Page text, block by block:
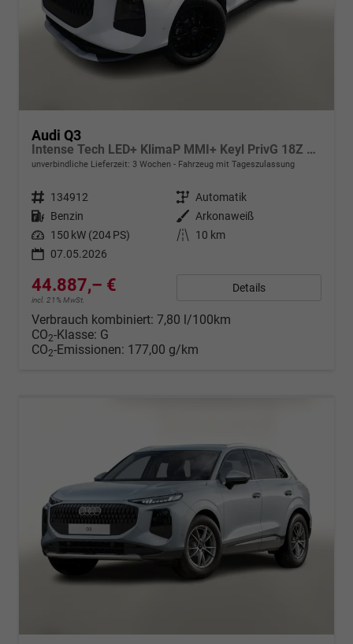
Audi Q3
Intense Tech LED+ KlimaP MMI+ Keyl PrivG 18Z eHK PDC+
unverbindliche Lieferzeit: 3 Wochen Fahrzeug mit Tageszulassung
Fahrzeugnr. 134912 Getriebe Automatik
Kraftstoff Benzin Außenfarbe Arkonaweiß
Leistung 150 kW (204 PS) Kilometerstand
10 km
07.05.2026
44.887,– €
incl. 21% MwSt.
Details
Verbrauch kombiniert: 7,80 l/100km
CO2-Klasse: G
CO2-Emissionen: 177,00 g/km